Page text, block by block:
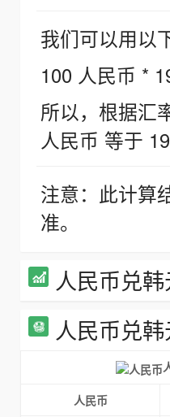
我们可以用以
100 人民币 *
所以，根据汇
人民币 等于
注意：此计算
准。
人民币兑
人民币兑
人民币